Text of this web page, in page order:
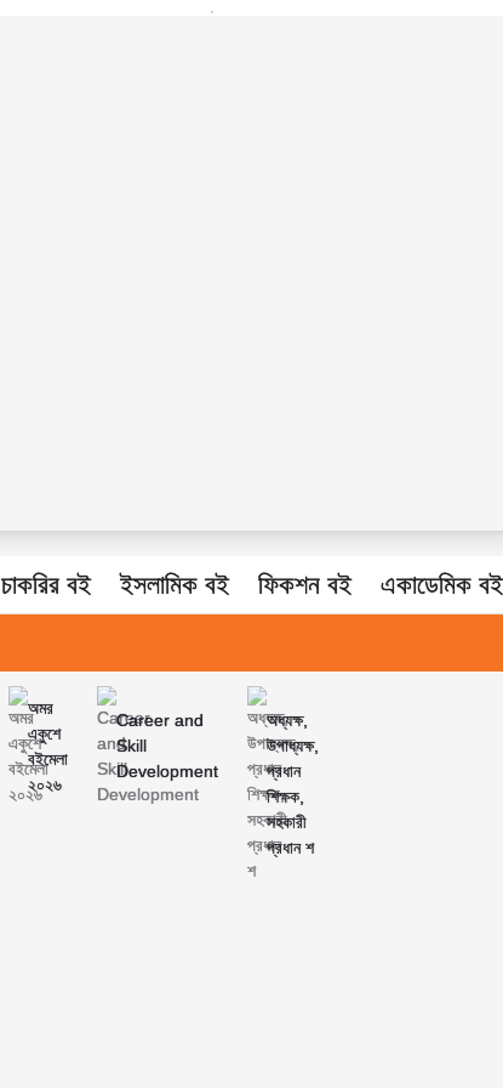
চাকরির বই ইসলামিক বই ফিকশন বই একাডেমিক বই
অমর
একুশে
বইমেলা
২০২৬
Career and
Skill
Development
অধ্যক্ষ,
উপাধ্যক্ষ,
প্রধান
শিক্ষক,
সহকারী
প্রধান শ